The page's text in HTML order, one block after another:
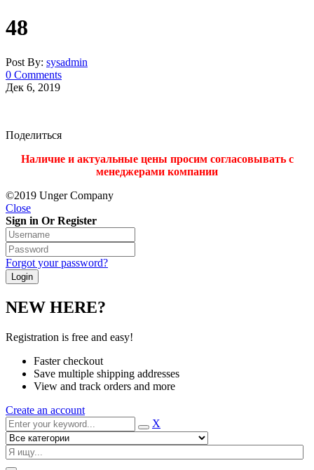
48
Post By: sysadmin
0 Comments
Дек 6, 2019
Поделиться
Наличие и актуальные цены просим согласовывать с
менеджерами компании
©2019 Unger Company
Close
Sign in Or Register
Forgot your password?
NEW HERE?
Registration is free and easy!
Faster checkout
Save multiple shipping addresses
View and track orders and more
Create an account
X